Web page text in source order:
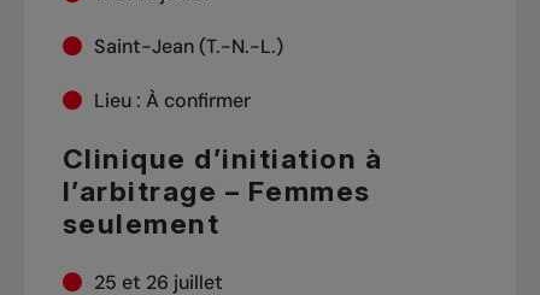
Saint-Jean (T.-N.-L.)
Lieu : À confirmer
Clinique d’initiation à
l’arbitrage – Femmes
seulement
25 et 26 juillet